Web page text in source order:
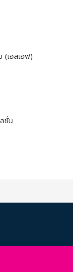
(เอสเอฟ)
ชั่น